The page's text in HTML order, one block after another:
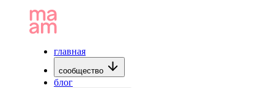
главная
сообщество
блог